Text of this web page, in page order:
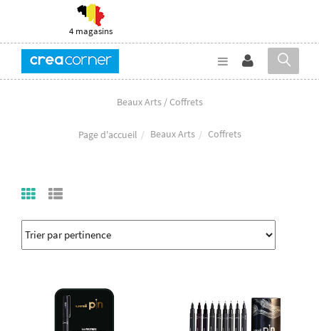
4 magasins
Beaux Arts / Coffrets
Page d'accueil Beaux Arts Coffrets